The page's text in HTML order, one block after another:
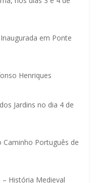
em Ponte
Henriques
Jardins no dia 4 de
Caminho Português de
– História Medieval